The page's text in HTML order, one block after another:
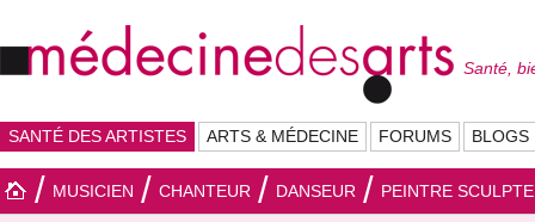
Santé,
SANTÉ DES ARTISTES ARTS & MÉDECINE FORUMS BLOGS
MUSICIEN CHANTEUR DANSEUR PEINTRE